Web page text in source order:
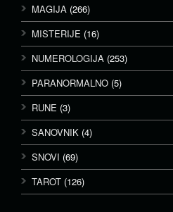
MAGIJA (266)
MISTERIJE (16)
NUMEROLOGIJA (253)
PARANORMALNO (5)
RUNE (3)
SANOVNIK (4)
SNOVI (69)
TAROT (126)